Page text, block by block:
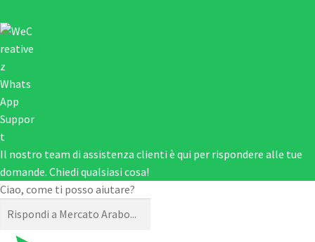
Il nostro team di assistenza clienti è qui per rispondere alle tue
domande. Chiedi qualsiasi cosa!
Ciao, come ti posso aiutare?